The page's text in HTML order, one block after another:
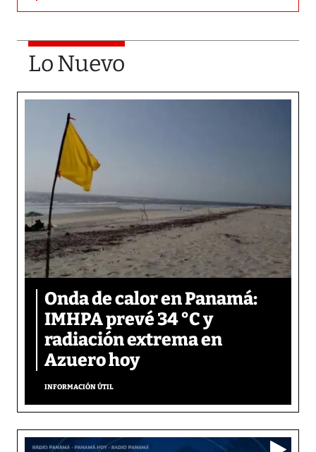
Lo Nuevo
Onda de calor en Panamá:
IMHPA prevé 34 °C y
radiación extrema en
Azuero hoy
INFORMACIÓN ÚTIL